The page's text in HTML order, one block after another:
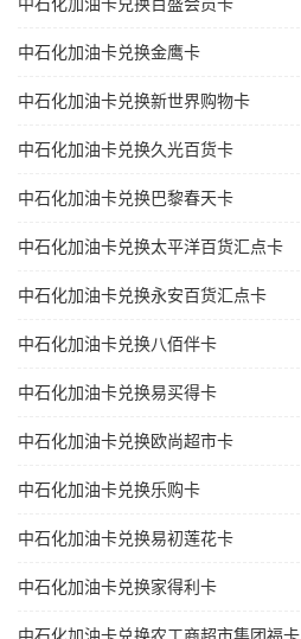
中石化加油卡兑换金鹰卡
中石化加油卡兑换新世界购物卡
中石化加油卡兑换久光百货卡
中石化加油卡兑换巴黎春天卡
中石化加油卡兑换太平洋百货汇点卡
中石化加油卡兑换永安百货汇点卡
中石化加油卡兑换八佰伴卡
中石化加油卡兑换易买得卡
中石化加油卡兑换欧尚超市卡
中石化加油卡兑换乐购卡
中石化加油卡兑换易初莲花卡
中石化加油卡兑换家得利卡